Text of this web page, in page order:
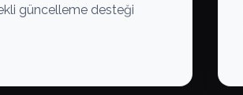
güncelleme desteği